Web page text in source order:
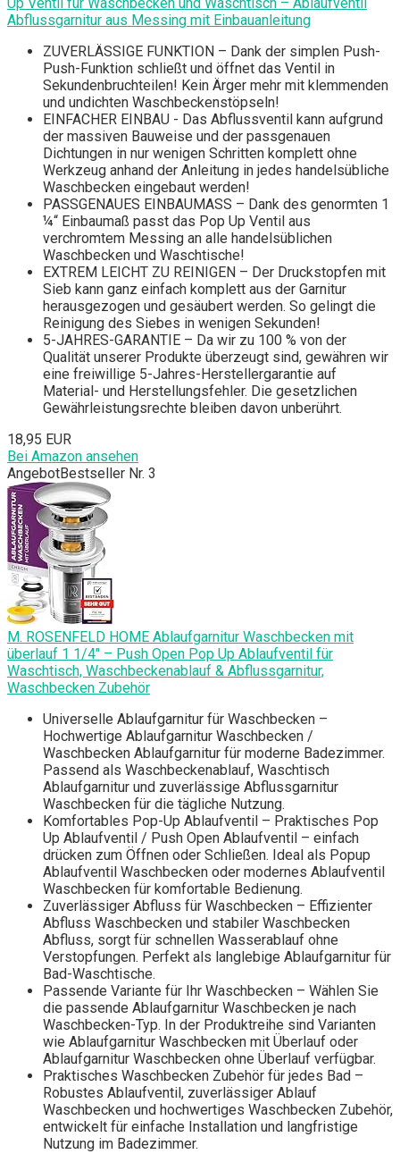
Abflussgarnitur aus Messing mit Einbauanleitung
ZUVERLÄSSIGE FUNKTION – Dank der simplen Push-
Push-Funktion schließt und öffnet das Ventil in
Sekundenbruchteilen! Kein Ärger mehr mit klemmenden
und undichten Waschbeckenstöpseln!
EINFACHER EINBAU - Das Abflussventil kann aufgrund
der massiven Bauweise und der passgenauen
Dichtungen in nur wenigen Schritten komplett ohne
Werkzeug anhand der Anleitung in jedes handelsübliche
Waschbecken eingebaut werden!
PASSGENAUES EINBAUMASS – Dank des genormten 1
¼“ Einbaumaß passt das Pop Up Ventil aus
verchromtem Messing an alle handelsüblichen
Waschbecken und Waschtische!
EXTREM LEICHT ZU REINIGEN – Der Druckstopfen mit
Sieb kann ganz einfach komplett aus der Garnitur
herausgezogen und gesäubert werden. So gelingt die
Reinigung des Siebes in wenigen Sekunden!
5-JAHRES-GARANTIE – Da wir zu 100 % von der
Qualität unserer Produkte überzeugt sind, gewähren wir
eine freiwillige 5-Jahres-Herstellergarantie auf
Material- und Herstellungsfehler. Die gesetzlichen
Gewährleistungsrechte bleiben davon unberührt.
18,95 EUR
Bei Amazon ansehen
AngebotBestseller Nr. 3
M. ROSENFELD HOME Ablaufgarnitur Waschbecken mit
überlauf 1 1/4" – Push Open Pop Up Ablaufventil für
Waschtisch, Waschbeckenablauf & Abflussgarnitur,
Waschbecken Zubehör
Universelle Ablaufgarnitur für Waschbecken –
Hochwertige Ablaufgarnitur Waschbecken /
Waschbecken Ablaufgarnitur für moderne Badezimmer.
Passend als Waschbeckenablauf, Waschtisch
Ablaufgarnitur und zuverlässige Abflussgarnitur
Waschbecken für die tägliche Nutzung.
Komfortables Pop-Up Ablaufventil – Praktisches Pop
Up Ablaufventil / Push Open Ablaufventil – einfach
drücken zum Öffnen oder Schließen. Ideal als Popup
Ablaufventil Waschbecken oder modernes Ablaufventil
Waschbecken für komfortable Bedienung.
Zuverlässiger Abfluss für Waschbecken – Effizienter
Abfluss Waschbecken und stabiler Waschbecken
Abfluss, sorgt für schnellen Wasserablauf ohne
Verstopfungen. Perfekt als langlebige Ablaufgarnitur für
Bad-Waschtische.
Passende Variante für Ihr Waschbecken – Wählen Sie
die passende Ablaufgarnitur Waschbecken je nach
Waschbecken-Typ. In der Produktreihe sind Varianten
wie Ablaufgarnitur Waschbecken mit Überlauf oder
Ablaufgarnitur Waschbecken ohne Überlauf verfügbar.
Praktisches Waschbecken Zubehör für jedes Bad –
Robustes Ablaufventil, zuverlässiger Ablauf
Waschbecken und hochwertiges Waschbecken Zubehör,
entwickelt für einfache Installation und langfristige
Nutzung im Badezimmer.